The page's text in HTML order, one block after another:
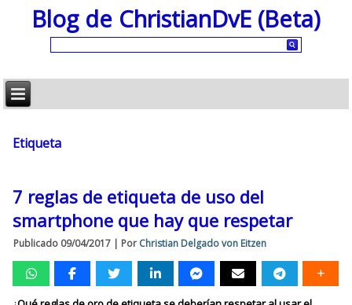
Blog de ChristianDvE (Beta)
Etiqueta
7 reglas de etiqueta de uso del
smartphone que hay que respetar
Publicado 09/04/2017 | Por Christian Delgado von Eitzen